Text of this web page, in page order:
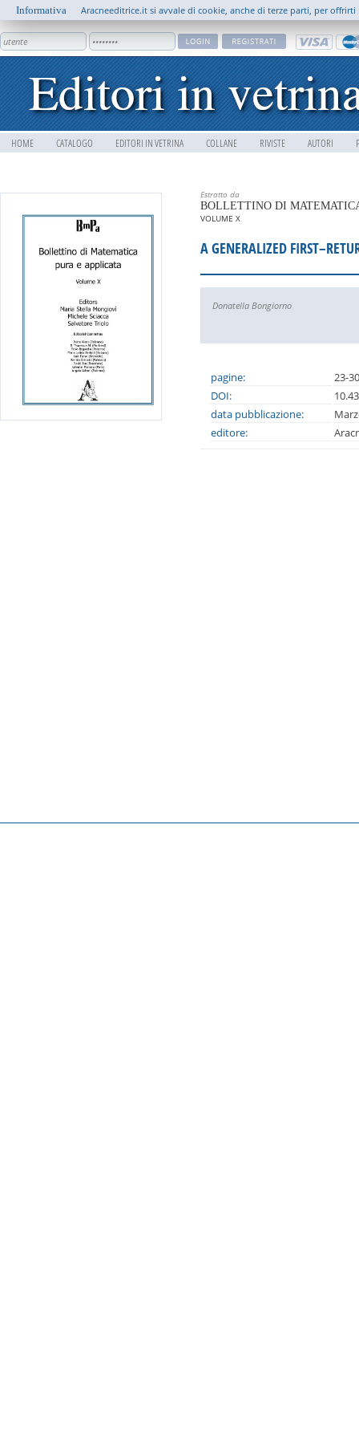
HOME CATALOGO EDITORI IN VETRINA COLLANE RIVISTE AUTORI
Informativa Aracneeditrice.it si avvale di cookie, anche di terze parti, per
Estratto da
BOLLETTINO DI
VOLUME X
A GENERALIZED
Donatella Bongiorno
pagine:
23-30
DOI:
data pubblicazione:
editore: